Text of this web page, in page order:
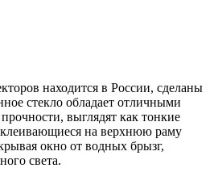
находится в России, сделаны
стекло обладает отличными
выглядят как тонкие
на верхнюю раму
окно от водных брызг,
света.